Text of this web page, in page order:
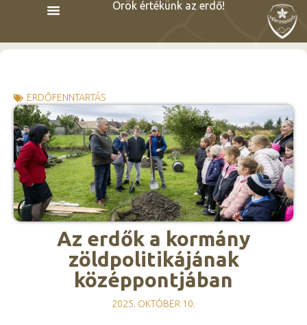
Örök értékünk az erdő!
ERDŐFENNTARTÁS
Az erdők a kormány
zöldpolitikájának
középpontjában
2025. OKTÓBER 10.